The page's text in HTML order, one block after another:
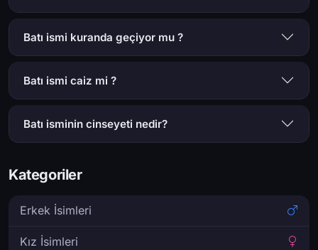
Batı ismi kuranda geçiyor mu ?
Batı ismi caiz mi ?
Batı isminin cinseyeti nedir?
Kategoriler
Erkek İsimleri
Kız İsimleri